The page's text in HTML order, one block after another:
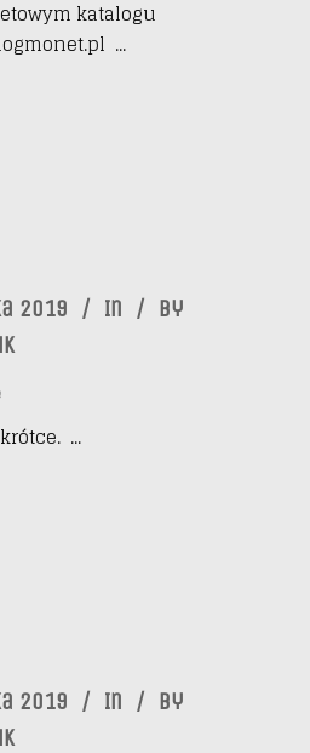
katalogu
...
2019 In
By
...
2019 In
By